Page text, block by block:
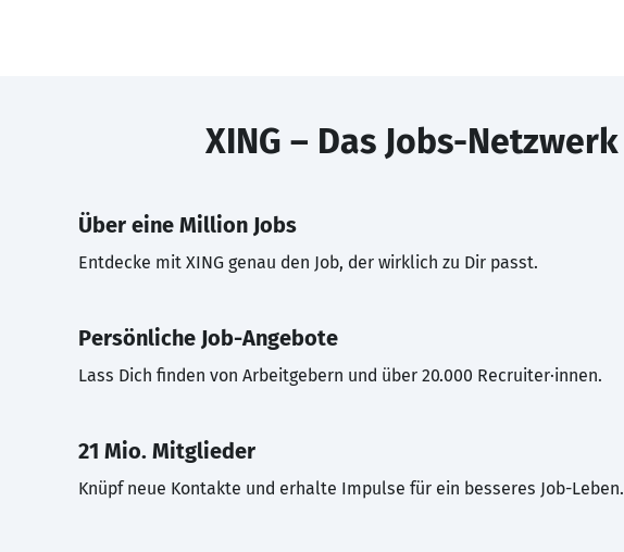
XING – Das Jobs-Netzwerk
Über eine Million Jobs
Entdecke mit XING genau den Job, der wirklich zu Dir passt.
Persönliche Job-Angebote
Lass Dich finden von Arbeitgebern und über 20.000 Recruiter·innen.
21 Mio. Mitglieder
Knüpf neue Kontakte und erhalte Impulse für ein besseres Job-Leben.